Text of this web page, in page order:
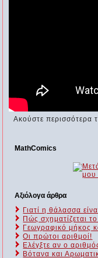
Ακούστε περισσότερα
MathComics
Αξιόλογα άρθρα
Γιατί η θάλασσα
Πώς σχηματίζεται
Γεωγραφικό μήκος
Οι πρώτοι αριθμοί!
Ελέγξτε αν ο
Βότανα και